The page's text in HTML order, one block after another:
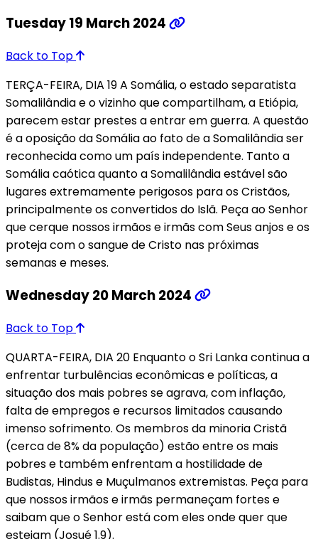
Tuesday 19 March 2024
Back to Top
TERÇA-FEIRA, DIA 19 A Somália, o estado separatista
Somalilândia e o vizinho que compartilham, a Etiópia,
parecem estar prestes a entrar em guerra. A questão
é a oposição da Somália ao fato de a Somalilândia ser
reconhecida como um país independente. Tanto a
Somália caótica quanto a Somalilândia estável são
lugares extremamente perigosos para os Cristãos,
principalmente os convertidos do Islã. Peça ao Senhor
que cerque nossos irmãos e irmãs com Seus anjos e os
proteja com o sangue de Cristo nas próximas
semanas e meses.
Wednesday 20 March 2024
Back to Top
QUARTA-FEIRA, DIA 20 Enquanto o Sri Lanka continua a
enfrentar turbulências econômicas e políticas, a
situação dos mais pobres se agrava, com inflação,
falta de empregos e recursos limitados causando
imenso sofrimento. Os membros da minoria Cristã
(cerca de 8% da população) estão entre os mais
pobres e também enfrentam a hostilidade de
Budistas, Hindus e Muçulmanos extremistas. Peça para
que nossos irmãos e irmãs permaneçam fortes e
saibam que o Senhor está com eles onde quer que
estejam (Josué 1.9).